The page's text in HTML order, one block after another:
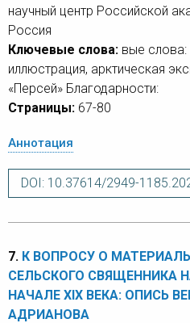
научный центр Российской
Россия
Ключевые слова: вые
иллюстрация, арктическая
«Персей» Благодарности:
Страницы: 67-80
Аннотация
DOI: 10.37614/2949-
7. К ВОПРОСУ О
СЕЛЬСКОГО СВЯЩЕННИКА
НАЧАЛЕ XIX ВЕКА: ОПИСЬ
АДРИАНОВА